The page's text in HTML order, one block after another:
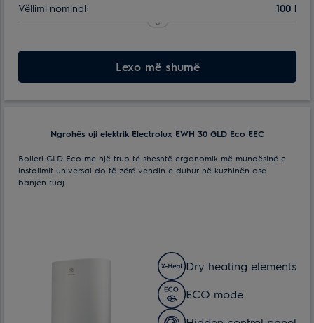
Vëllimi nominal: 100 l
Lexo më shumë
Ngrohës uji elektrik Electrolux EWH 30 GLD Eco EEC
Boileri GLD Eco me një trup të sheshtë ergonomik më mundësinë e
instalimit universal do të zërë vendin e duhur në kuzhinën ose
banjën tuaj.
Dry heating elements
ECO mode